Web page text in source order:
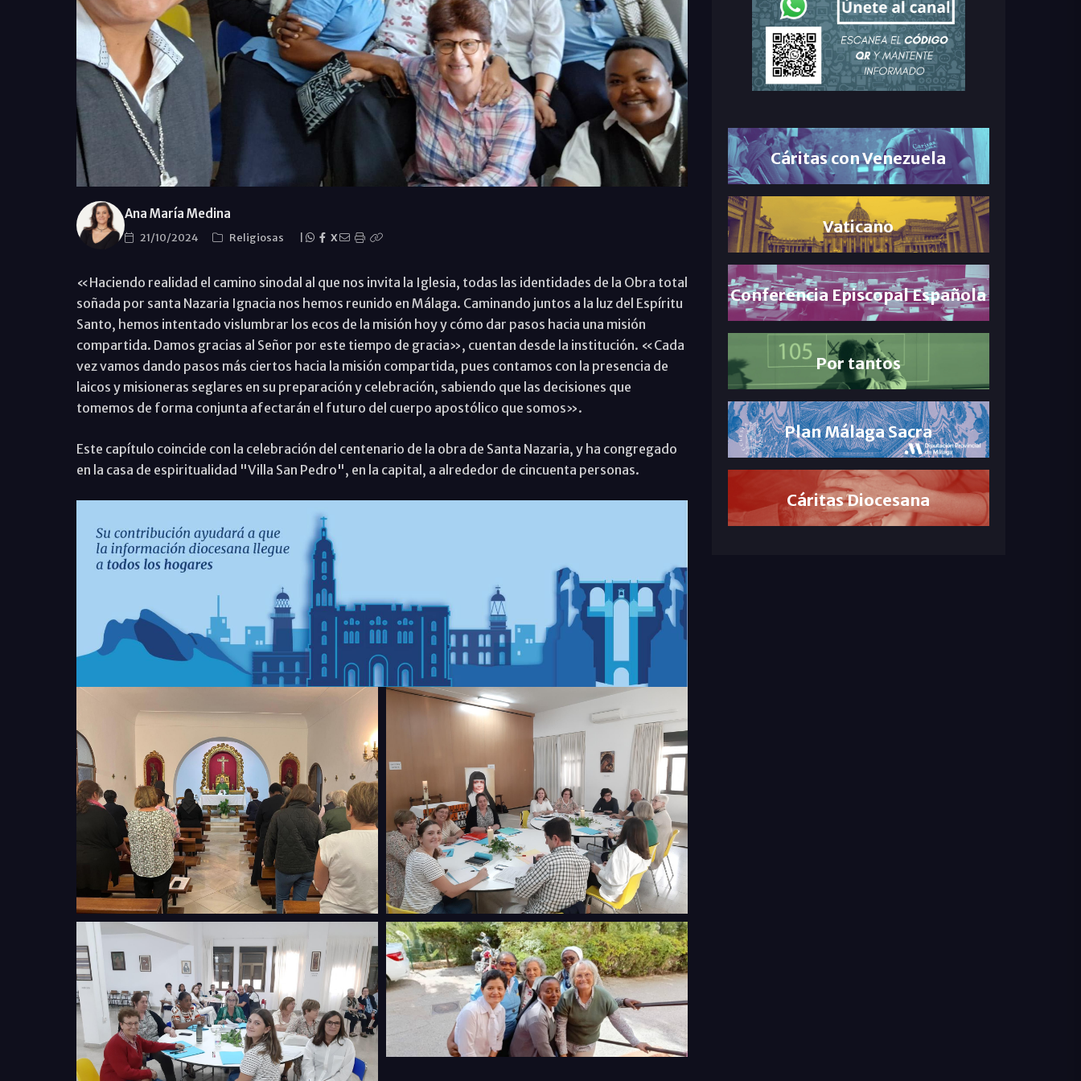
Ana María Medina
21/10/2024 Religiosas X
«Haciendo realidad el camino sinodal al que nos invita la Iglesia, todas las identidades de la Obra total
soñada por santa Nazaria Ignacia nos hemos reunido en Málaga. Caminando juntos a la luz del Espíritu
Santo, hemos intentado vislumbrar los ecos de la misión hoy y cómo dar pasos hacia una misión
compartida. Damos gracias al Señor por este tiempo de gracia», cuentan desde la institución. «Cada
vez vamos dando pasos más ciertos hacia la misión compartida, pues contamos con la presencia de
laicos y misioneras seglares en su preparación y celebración, sabiendo que las decisiones que
tomemos de forma conjunta afectarán el futuro del cuerpo apostólico que somos».
Este capítulo coincide con la celebración del centenario de la obra de Santa Nazaria, y ha congregado
en la casa de espiritualidad "Villa San Pedro", en la capital, a alrededor de cincuenta personas.
Cáritas con Venezuela
Vaticano
Conferencia Episcopal Española
Por tantos
Plan Málaga Sacra
Cáritas Diocesana